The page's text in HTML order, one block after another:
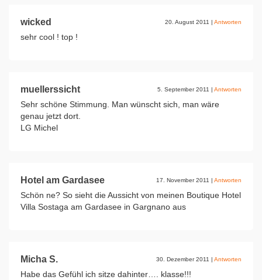
wicked 20. August 2011 | Antworten
sehr cool ! top !
muellerssicht 5. September 2011 | Antworten
Sehr schöne Stimmung. Man wünscht sich, man wäre
genau jetzt dort.
LG Michel
Hotel am Gardasee 17. November 2011 | Antworten
Schön ne? So sieht die Aussicht von meinen Boutique Hotel
Villa Sostaga am Gardasee in Gargnano aus
Micha S. 30. Dezember 2011 | Antworten
Habe das Gefühl ich sitze dahinter…. klasse!!!